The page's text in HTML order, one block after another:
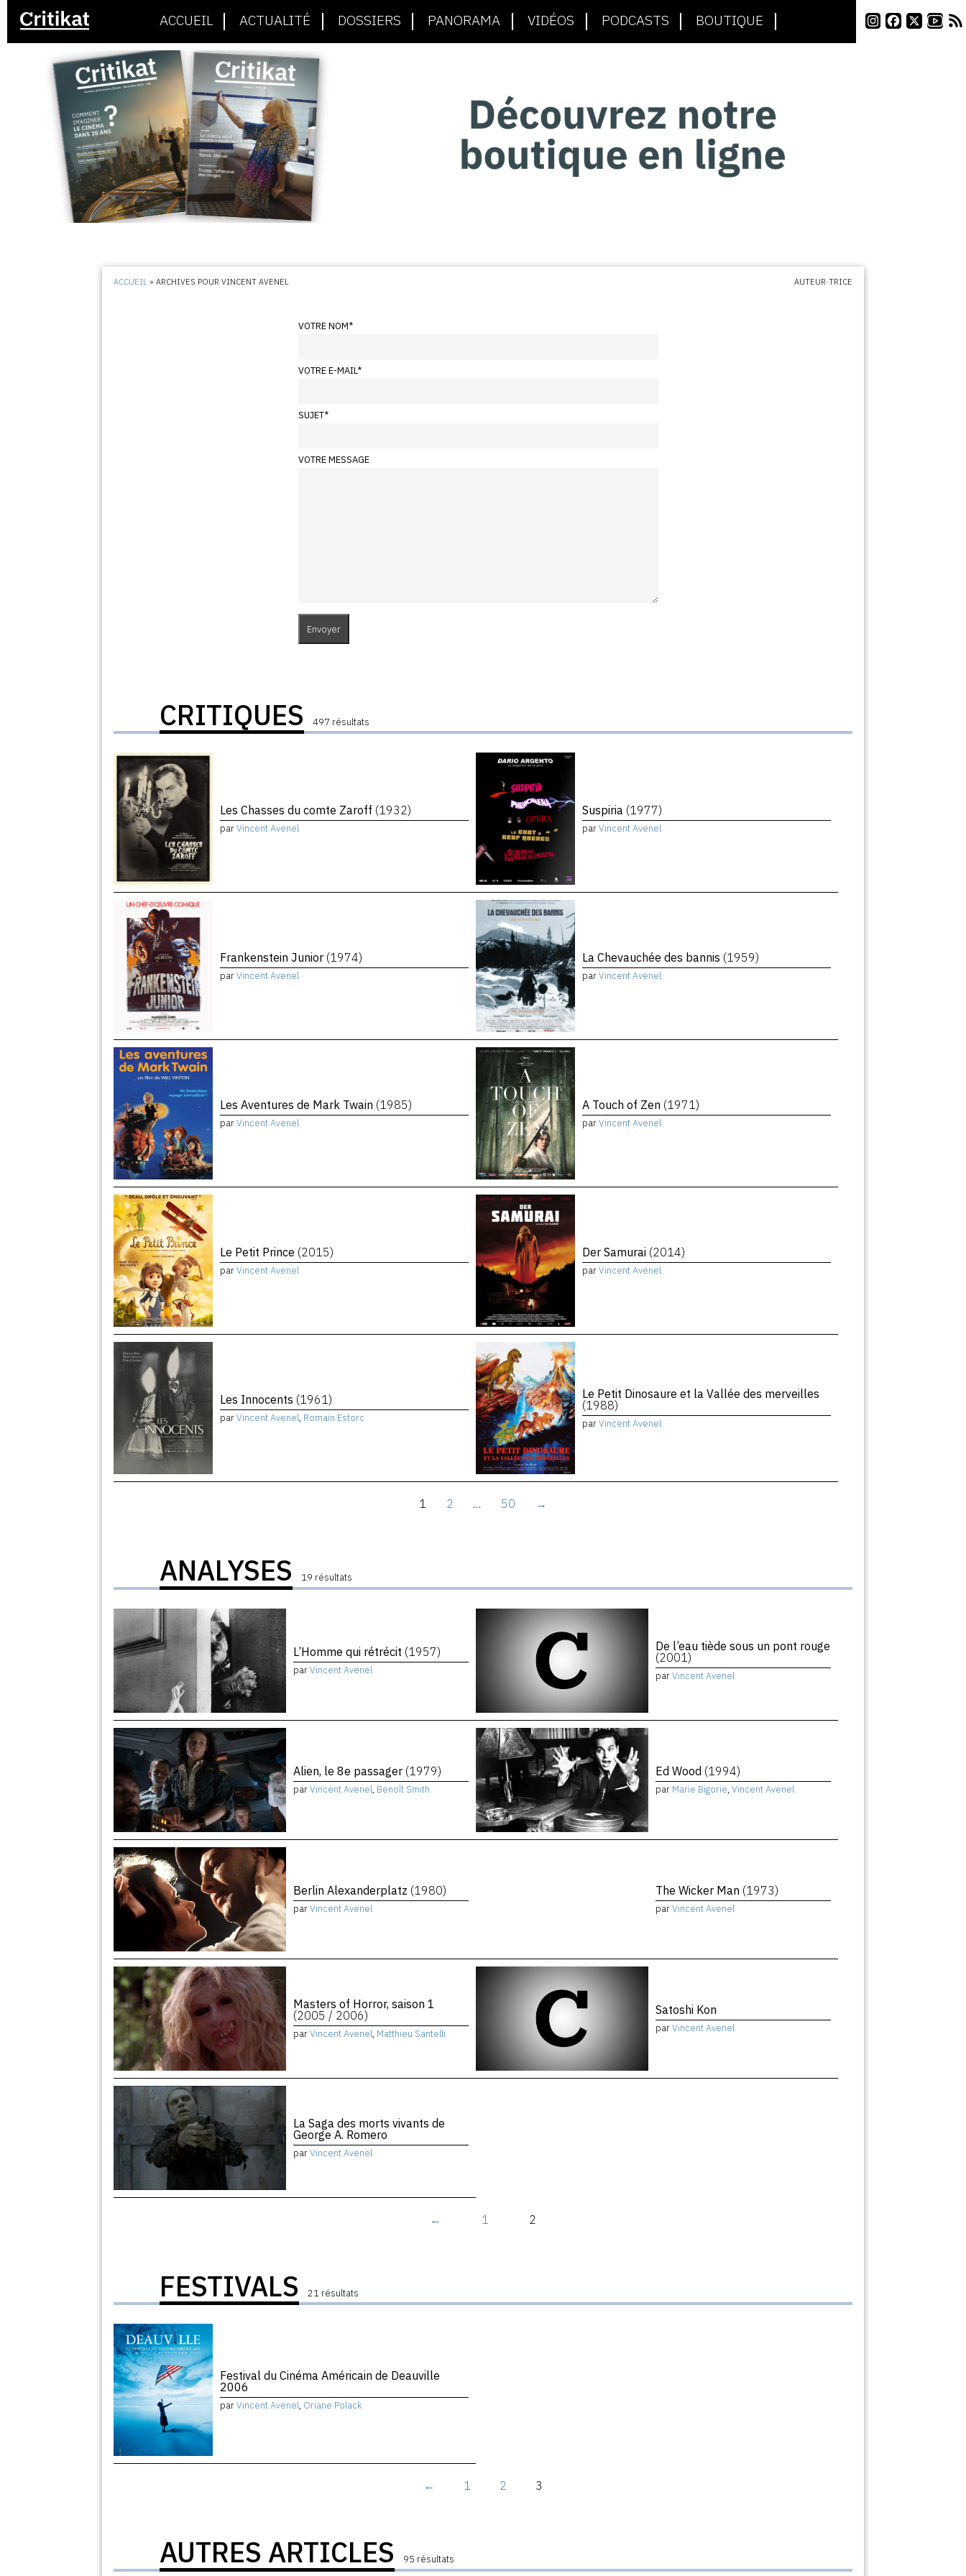
ACCUEIL ACTUALITÉ DOSSIERS PANORAMA VIDÉOS PODCASTS BOUTIQUE
ACCUEIL »ARCHIVES POUR VINCENT AVENEL AUTEUR·TRICE
VOTRE NOM*
VOTRE E-MAIL*
SUJET*
VOTRE MESSAGE
CRITIQUES 497 résultats
Les Chasses du comte Zaroff (1932)
parVincent Avenel
Suspiria (1977)
parVincent Avenel
Frankenstein Junior (1974)
parVincent Avenel
La Chevauchée des bannis (1959)
parVincent Avenel
Les Aventures de Mark Twain (1985)
parVincent Avenel
A Touch of Zen (1971)
parVincent Avenel
Le Petit Prince (2015)
parVincent Avenel
Der Samurai (2014)
parVincent Avenel
Les Innocents (1961)
parVincent Avenel, Romain Estorc
Le Petit Dinosaure et la Vallée des merveilles
(1988)
parVincent Avenel
1 2 … 50 →
ANALYSES 19 résultats
L’Homme qui rétrécit (1957)
parVincent Avenel
De l’eau tiède sous un pont rouge
(2001)
parVincent Avenel
Alien, le 8e passager (1979)
parVincent Avenel, Benoît Smith
Ed Wood (1994)
par Marie Bigorie, Vincent Avenel
Berlin Alexanderplatz (1980)
parVincent Avenel
The Wicker Man (1973)
parVincent Avenel
Masters of Horror, saison 1
(2005 / 2006)
parVincent Avenel, Matthieu Santelli
Satoshi Kon
parVincent Avenel
La Saga des morts vivants de
George A. Romero
parVincent Avenel
← 1 2
FESTIVALS 21 résultats
Festival du Cinéma Américain de Deauville
2006
parVincent Avenel, Oriane Polack
← 1 2 3
AUTRES ARTICLES 95 résultats